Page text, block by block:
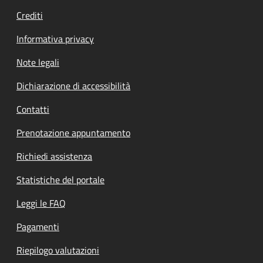
Crediti
Informativa privacy
Note legali
Dichiarazione di accessibilità
Contatti
Prenotazione appuntamento
Richiedi assistenza
Statistiche del portale
Leggi le FAQ
Pagamenti
Riepilogo valutazioni